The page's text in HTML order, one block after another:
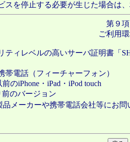
を停止する必要が生じた場合は
第９項
ご利用
ィレベルの高いサーバ証明書
帯電話（フィーチャーフォン）
のiPhone・iPad・iPod touch
前のバージョン
メーカーや携帯電話会社等にお問